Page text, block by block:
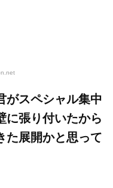
がスペシャル集中
に張り付いたから
展開かと思って